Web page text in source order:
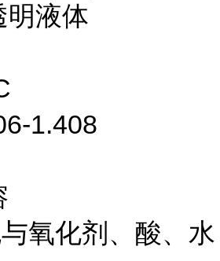
明液体
1.408
氧化剂、酸、水